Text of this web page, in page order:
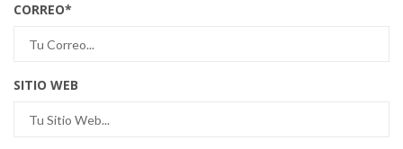
CORREO*
SITIO WEB